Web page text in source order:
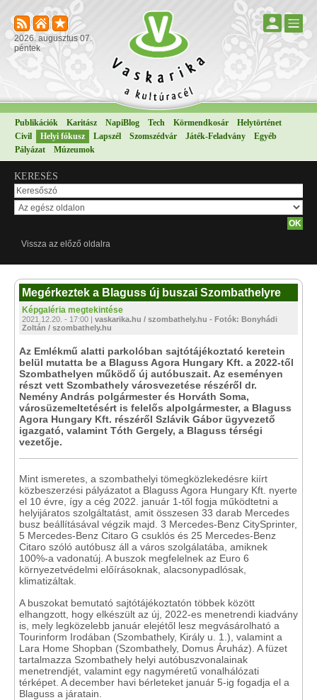
2026. augusztus 07.
péntek
Publikációk Karitász NapiBlog Tech Körmendkosár
Helytörténet
Civil
Helyi fókusz Lapszél Szomszédvár Játék-Feladvány
Egyéb
Pályázat
Múzeumok
KERESÉS
Vissza az előző oldalra
Megérkeztek a Blaguss új buszai Szombathelyre
Képgaléria megtekintése
2021.12.20. - 17:00 | vaskarika.hu / szombathely.hu - Fotók: Bonyhádi
Zoltán / szombathely.hu
Az Emlékmű alatti parkolóban sajtótájékoztató keretein
belül mutatta be a Blaguss Agora Hungary Kft. a 2022-től
Szombathelyen működő új autóbuszait. Az eseményen
részt vett Szombathely városvezetése részéről dr.
Nemény András polgármester és Horváth Soma,
városüzemeltetésért is felelős alpolgármester, a Blaguss
Agora Hungary Kft. részéről Szlávik Gábor ügyvezető
igazgató, valamint Tóth Gergely, a Blaguss térségi
vezetője.
Mint ismeretes, a szombathelyi tömegközlekedésre kiírt
közbeszerzési pályázatot a Blaguss Agora Hungary Kft. nyerte
el 10 évre, így a cég 2022. január 1-től fogja működtetni a
helyijáratos szolgáltatást, amit összesen 33 darab Mercedes
busz beállításával végzik majd. 3 Mercedes-Benz CitySprinter,
5 Mercedes-Benz Citaro G csuklós és 25 Mercedes-Benz
Citaro szóló autóbusz áll a város szolgálatába, amiknek
100%-a vadonatúj. A buszok megfelelnek az Euro 6
környezetvédelmi előírásoknak, alacsonypadlósak,
klimatizáltak.
A buszokat bemutató sajtótájékoztatón többek között
elhangzott, hogy elkészült az új, 2022-es menetrendi kiadvány
is, mely legközelebb január elejétől lesz megvásárolható a
Tourinform Irodában (Szombathely, Király u. 1.), valamint a
Lara Home Shopban (Szombathely, Domus Áruház). A füzet
tartalmazza Szombathely helyi autóbuszvonalainak
menetrendjét, valamint egy nagyméretű vonalhálózati
térképet. A december havi bérleteket január 5-ig fogadja el a
Blaguss a járatain.